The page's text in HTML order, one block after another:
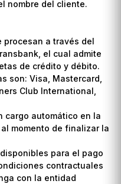
nombre del cliente.
procesan a través del
el cual admite
de crédito y débito.
son: Visa, Mastercard,
Club International,
cargo automático en la
momento de finalizar la
para el pago
contractuales
con la entidad